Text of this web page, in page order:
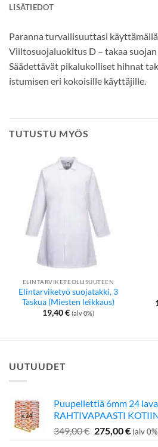
LISÄTIEDOT
Paranna turvallisuuttasi
Viiltosuojaluokitus D – takaa
Säädettävät pikalukolliset hihnat
istumisen eri kokoisille käyttäjille.
TUTUSTU MYÖS
ELINTARVIKETEOLLISUUTEEN
Elintarviketyö suojatakki, 3
Taskua (Miesten leikkaus)
19,40€ (alv 0%)
UUTUUDET
Puupellettiä 6mm 24
RAHTIVAPAASTI
349,00€ Alkuperäinen
275,00€ (alv